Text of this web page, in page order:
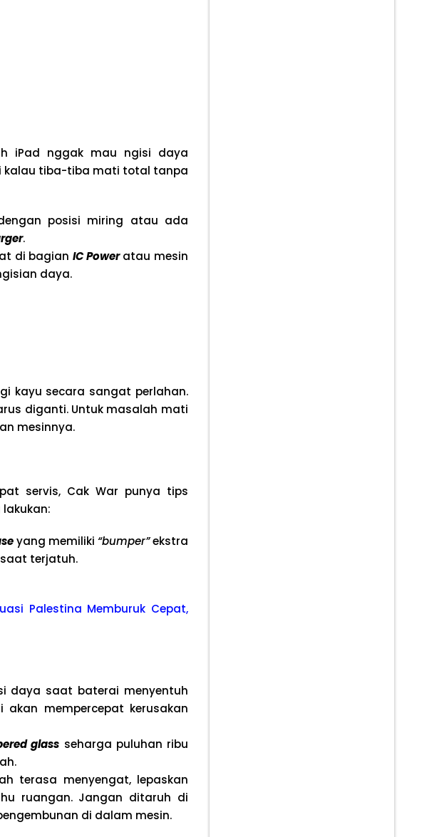
iPad nggak mau ngisi daya
kalau tiba-tiba mati total tanpa
posisi miring atau ada
.
di bagianIC Poweratau mesin
daya.
kayu secara sangat perlahan.
diganti. Untuk masalah mati
mesinnya.
servis, Cak War punya tips
yang memiliki “bumper”ekstra
terjatuh.
Palestina Memburuk Cepat,
daya saat baterai menyentuh
mempercepat kerusakan
glass seharga puluhan ribu
terasa menyengat, lepaskan
ruangan. Jangan ditaruh di
di dalam mesin.